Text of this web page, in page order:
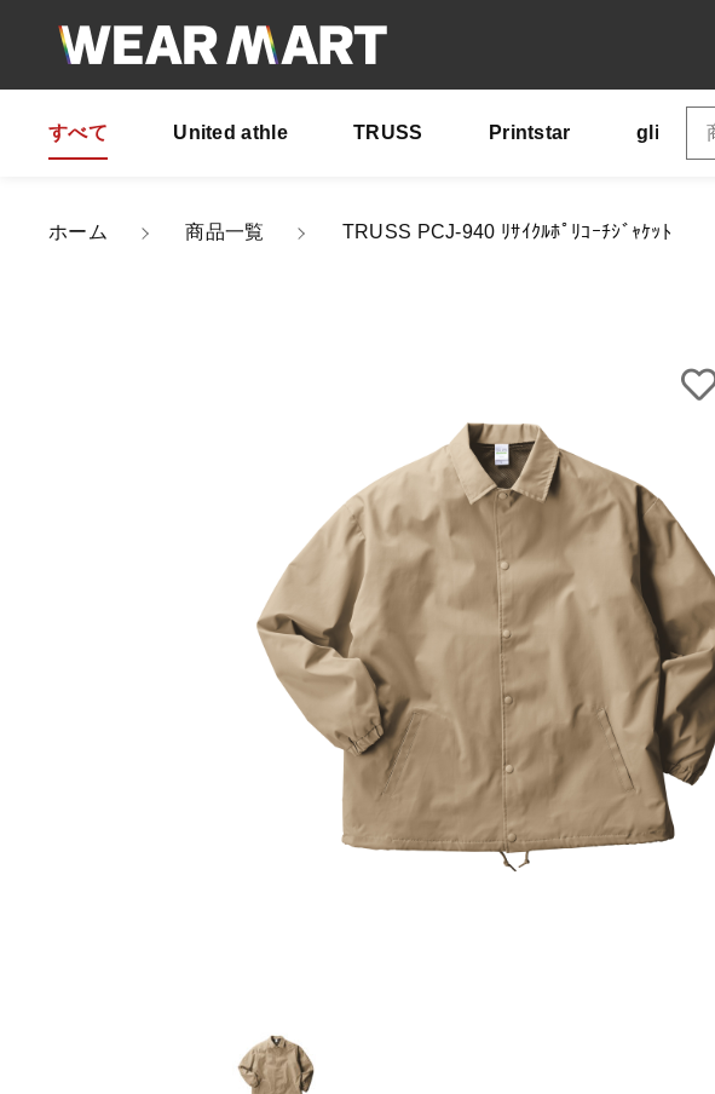
すべて United athle TRUSS Printstar glimmer
ホーム 商品一覧 TRUSS PCJ-940 ﾘｻｲｸﾙﾎﾟﾘｺｰﾁｼﾞｬｹｯﾄ
数量
ショッピングを続ける
並び順